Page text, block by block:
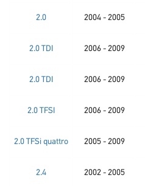
2.0 2004 - 2005
2.0 TDI 2006 - 2009
2.0 TDI 2006 - 2009
2.0 TFSI 2006 - 2009
2.0 TFSi quattro 2005 - 2009
2.4 2002 - 2005